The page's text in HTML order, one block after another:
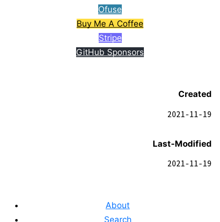
Ofuse
Buy Me A Coffee
Stripe
GitHub Sponsors
Created
2021-11-19
Last-Modified
2021-11-19
About
Search